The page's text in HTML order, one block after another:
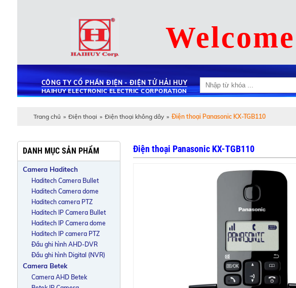
CÔNG TY CỔ PHẦN ĐIỆN - ĐIỆN TỬ HẢI HUY
HAIHUY ELECTRONIC ELECTRIC CORPORATION
Trang chủ » Điện thoại » Điện thoại không dây » Điện thoại Panasonic KX-TGB110
Điện thoại Panasonic KX-TGB110
DANH MỤC SẢN PHẨM
Camera Haditech
Haditech Camera Bullet
Haditech Camera dome
Haditech camera PTZ
Haditech IP Camera Bullet
Haditech IP Camera dome
Haditech IP camera PTZ
Đầu ghi hình AHD-DVR
Đầu ghi hình Digital (NVR)
Camera Betek
Camera AHD Betek